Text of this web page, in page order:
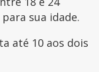
sua idade.
até 10 aos dois